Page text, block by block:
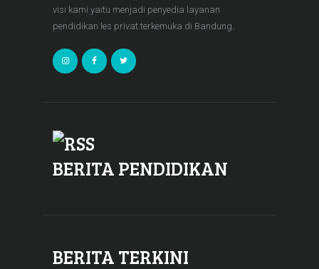
visi kami yaitu menjadi penyedia layanan
pendidikan les privat terkemuka di Bandung.
BERITA PENDIDIKAN
BERITA TERKINI